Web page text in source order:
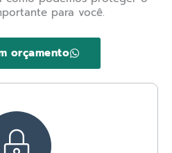
para você.
orçamento